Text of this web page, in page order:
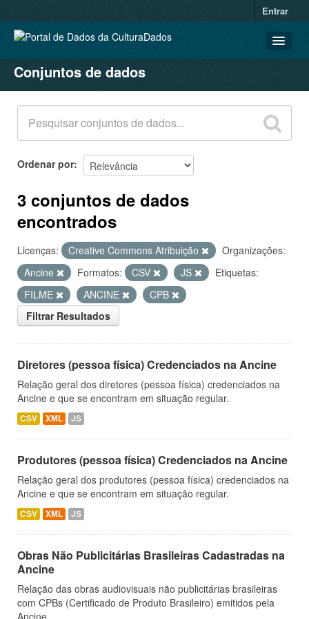
Entrar
CONJUNTOS DE DADOS
ORGANIZAÇÕES
GRUPOS
SOBRE
Conjuntos de dados
Ordenar por
3 conjuntos de dados
encontrados
Licenças: Creative Commons Atribuição
Organizações:
Ancine
Formatos: CSV JS
Etiquetas:
FILME
ANCINE
CPB
Filtrar Resultados
Diretores (pessoa física) Credenciados na Ancine
Relação geral dos diretores (pessoa física) credenciados na
Ancine e que se encontram em situação regular.
CSV XML JS
Produtores (pessoa física) Credenciados na Ancine
Relação geral dos produtores (pessoa física) credenciados na
Ancine e que se encontram em situação regular.
CSV XML JS
Obras Não Publicitárias Brasileiras Cadastradas na
Ancine
Relação das obras audiovisuais não publicitárias brasileiras
com CPBs (Certificado de Produto Brasileiro) emitidos pela
Ancine.